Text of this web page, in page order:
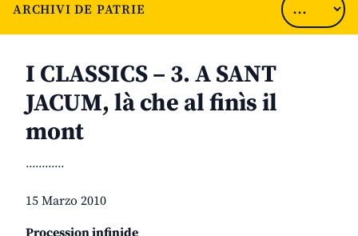
ARCHIVI DE PATRIE
I CLASSICS – 3. A SANT
JACUM, là che al finìs il
mont
............
15 Marzo 2010